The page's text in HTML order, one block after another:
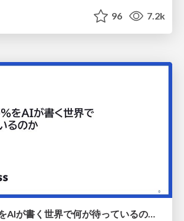
96 7.2k
コードの90%をAIが書く世界で何が待っているのか / What awaits us in a world where 90% of the code is written by AI